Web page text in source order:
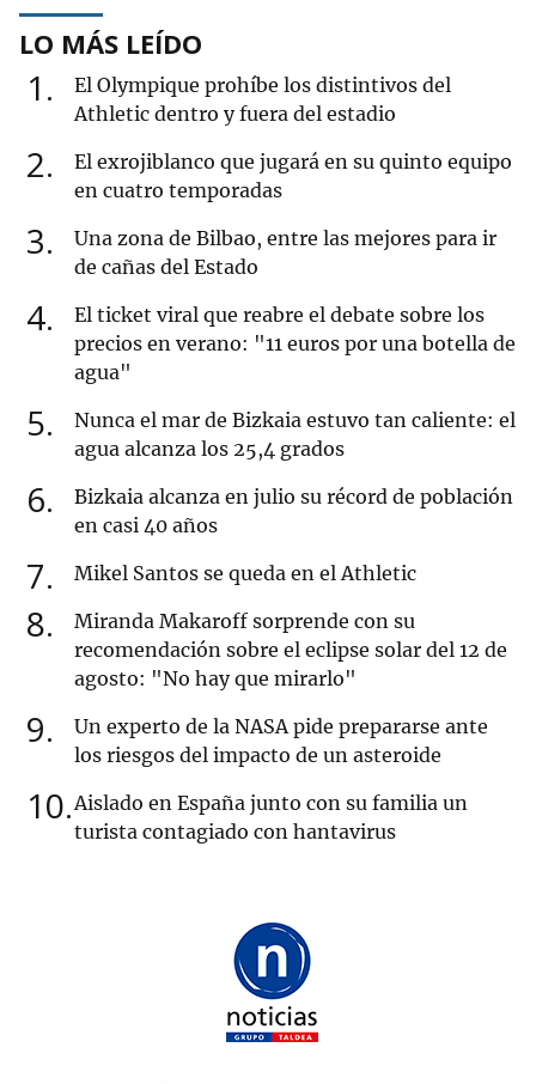
LO MÁS LEÍDO
1
El Olympique prohíbe los distintivos del
Athletic dentro y fuera del estadio
2
El exrojiblanco que jugará en su quinto equipo
en cuatro temporadas
3
Una zona de Bilbao, entre las mejores para ir
de cañas del Estado
4
El ticket viral que reabre el debate sobre los
precios en verano: "11 euros por una botella de
agua"
5
Nunca el mar de Bizkaia estuvo tan caliente: el
agua alcanza los 25,4 grados
6
Bizkaia alcanza en julio su récord de población
en casi 40 años
7 Mikel Santos se queda en el Athletic
8
Miranda Makaroff sorprende con su
recomendación sobre el eclipse solar del 12 de
agosto: "No hay que mirarlo"
9
Un experto de la NASA pide prepararse ante
los riesgos del impacto de un asteroide
10 Aislado en España junto con su familia un
turista contagiado con hantavirus